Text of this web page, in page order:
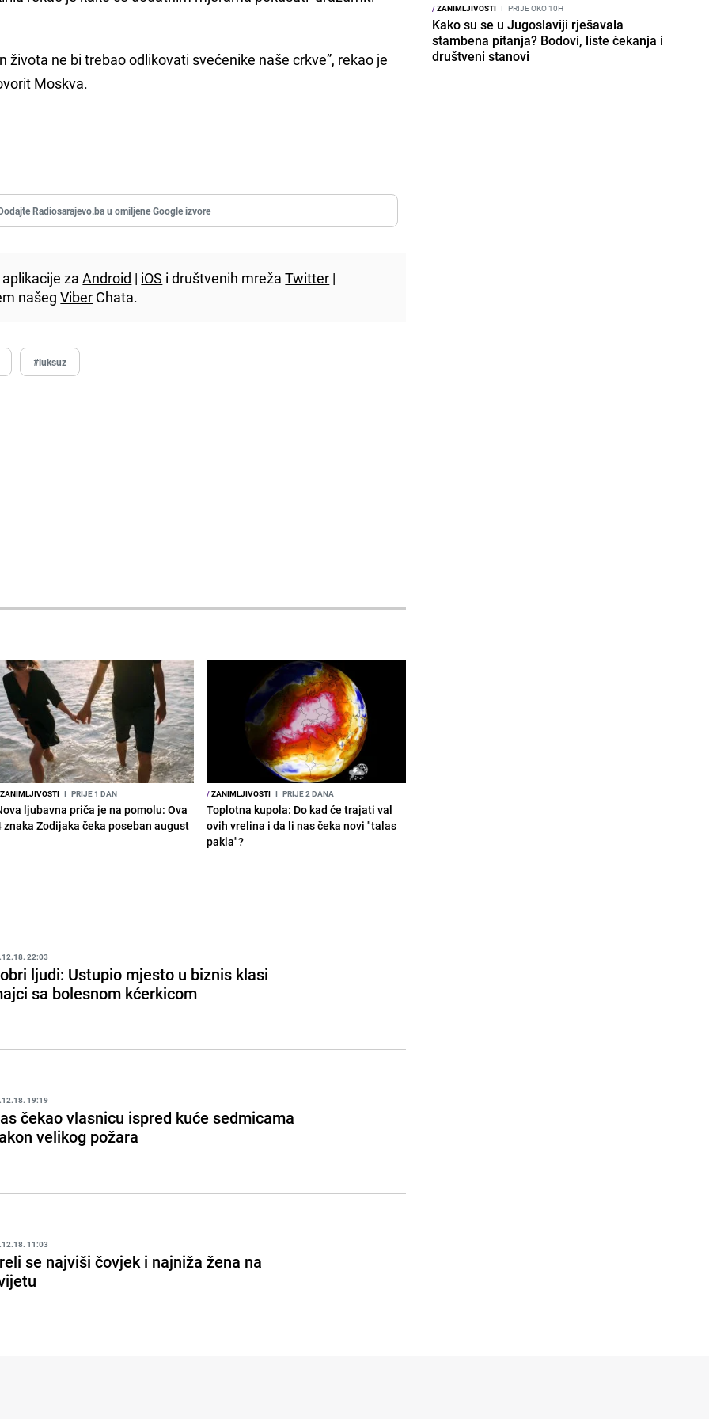
života ne bi trebao odlikovati svećenike naše crkve”, rekao je
Moskva.
Radiosarajevo.ba u omiljene Google izvore
zaAndroid | iOS i društvenih mrežaTwitter |
našegViber Chata.
#luksuz
I PRIJE 1 DAN
ljubavna priča je na pomolu: Ova
znaka Zodijaka čeka poseban august
/ZANIMLJIVOSTI I PRIJE 2 DANA
Toplotna kupola: Do kad će trajati val
ovih vrelina i da li nas čeka novi "talas
pakla"?
22:03
ljudi: Ustupio mjesto u biznis klasi
sa bolesnom kćerkicom
19:19
čekao vlasnicu ispred kuće sedmicama
velikog požara
11:03
se najviši čovjek i najniža žena na
/ZANIMLJIVOSTI I PRIJE OKO 10H
Kako su se u Jugoslaviji rješavala
stambena pitanja? Bodovi, liste čekanja i
društveni stanovi